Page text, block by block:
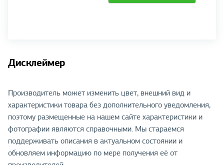
Дисклеймер
Производитель может изменить цвет, внешний вид и
характеристики товара без дополнительного уведомления,
поэтому размещенные на нашем сайте характеристики и
фотографии являются справочными. Мы стараемся
поддерживать описания в актуальном состоянии и
обновляем информацию по мере получения её от